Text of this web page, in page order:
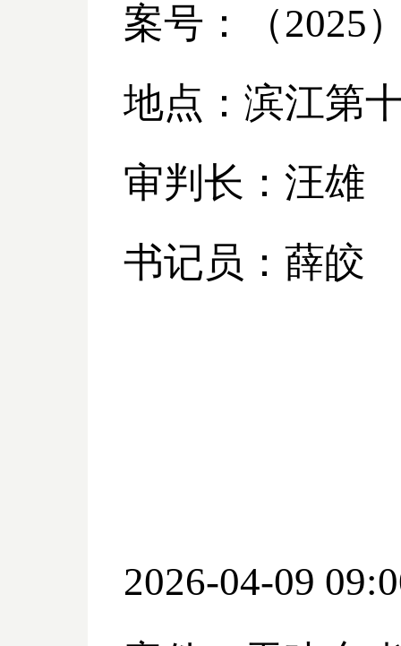
案号：（2025
地点：滨江第
审判长：汪雄
书记员：薛皎
2026-04-09